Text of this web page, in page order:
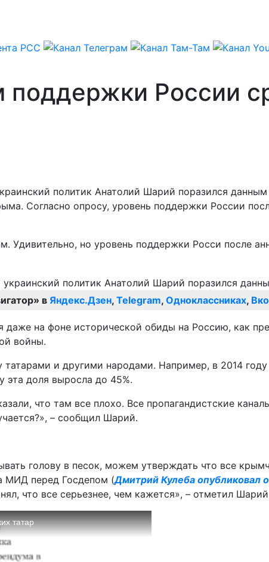
России
политик Анатолий Шарий поразился
Согласно опросу, уровень поддержки России
но уровень поддержки Росси после
в Яндекс.Дзен, Telegram, Одноклассниках,
даже на фоне исторической обиды на Россию, как
войны.
и другими народами. Например, в 2014
эта доля выросла до 45%.
что там все плохо. Все пропагандистские
– сообщил Шарий.
голову в песок, можем утверждать что все
МИД перед Госдепом (Дмитрий Кулеба опубликовал
что все серьезнее, чем кажется», – отметил